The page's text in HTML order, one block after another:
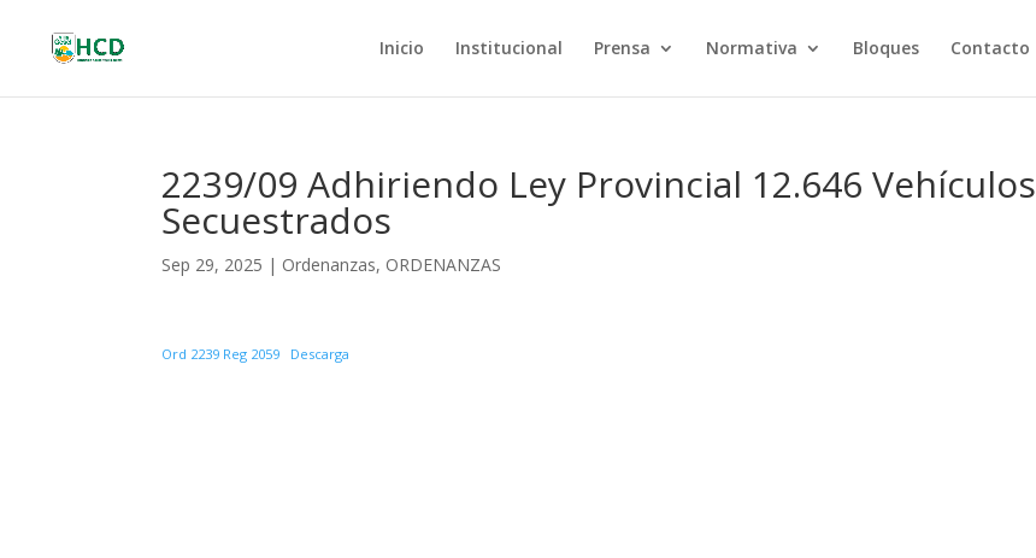
Inicio Institucional Prensa Normativa Bloques Contacto
2239/09 Adhiriendo Ley Provincial 12.646 Vehículos
Secuestrados
Sep 29, 2025 | Ordenanzas, ORDENANZAS
Ord 2239 Reg 2059 Descarga